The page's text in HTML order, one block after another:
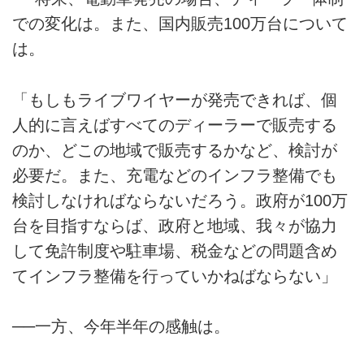
での変化は。また、国内販売100万台について
は。
「もしもライブワイヤーが発売できれば、個
人的に言えばすべてのディーラーで販売する
のか、どこの地域で販売するかなど、検討が
必要だ。また、充電などのインフラ整備でも
検討しなければならないだろう。政府が100万
台を目指すならば、政府と地域、我々が協力
して免許制度や駐車場、税金などの問題含め
てインフラ整備を行っていかねばならない」
──一方、今年半年の感触は。